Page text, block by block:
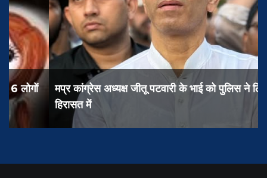
मप्र कांग्रेस अध्यक्ष जीतू पटवारी के भाई को पुलिस ने लिया
हिरासत में